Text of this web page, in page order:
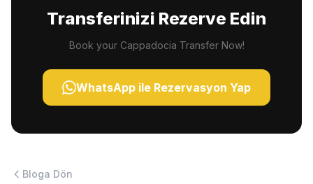
Transferinizi Rezerve Edin
Book your Cappadocia Transfer Now!
WhatsApp ile Rezervasyon Yap
Bloga Dön